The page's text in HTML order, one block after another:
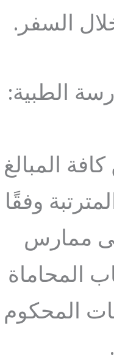
السفر.
الطبية:
المبالغ
وفقًا
ممارس
المحاماة
المحكوم